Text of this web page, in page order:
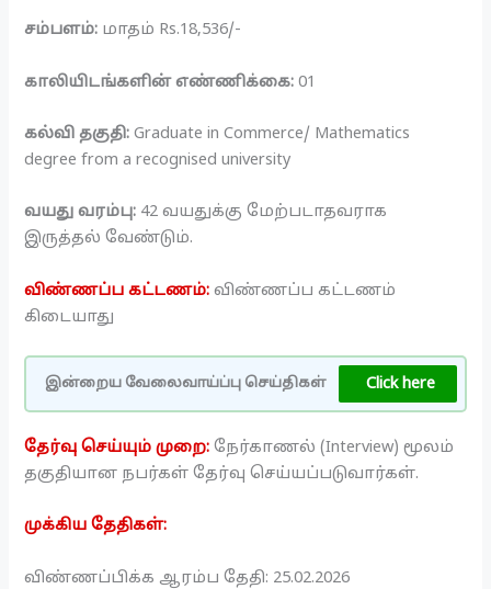
சம்பளம்: மாதம் Rs.18,536/-
காலியிடங்களின் எண்ணிக்கை: 01
கல்வி தகுதி: Graduate in Commerce/ Mathematics
degree from a recognised university
வயது வரம்பு: 42 வயதுக்கு மேற்படாதவராக
இருத்தல் வேண்டும்.
விண்ணப்ப கட்டணம்: விண்ணப்ப கட்டணம்
கிடையாது
இன்றைய வேலைவாய்ப்பு செய்திகள் Click here
தேர்வு செய்யும் முறை: நேர்காணல் (Interview) மூலம்
தகுதியான நபர்கள் தேர்வு செய்யப்படுவார்கள்.
முக்கிய தேதிகள்:
விண்ணப்பிக்க ஆரம்ப தேதி: 25.02.2026